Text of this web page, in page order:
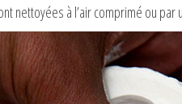
nettoyées à l’air comprimé ou